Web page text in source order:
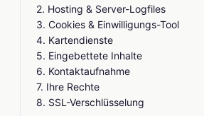
2. Hosting & Server-Logfiles
3. Cookies & Einwilligungs-Tool
4. Kartendienste
5. Eingebettete Inhalte
6. Kontaktaufnahme
7. Ihre Rechte
8. SSL-Verschlüsselung